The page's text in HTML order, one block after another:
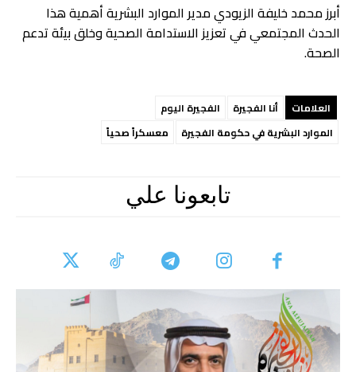
أبرز محمد خليفة الزيودي مدير الموارد البشرية أهمية هذا
الحدث المجتمعي في تعزيز الاستدامة الصحية وخلق بيئة تدعم
الصحة.
العلامات أنا الفجيرة
الفجيرة اليوم
الموارد البشرية في حكومة الفجيرة
معسكراً صحياً
تابعونا علي